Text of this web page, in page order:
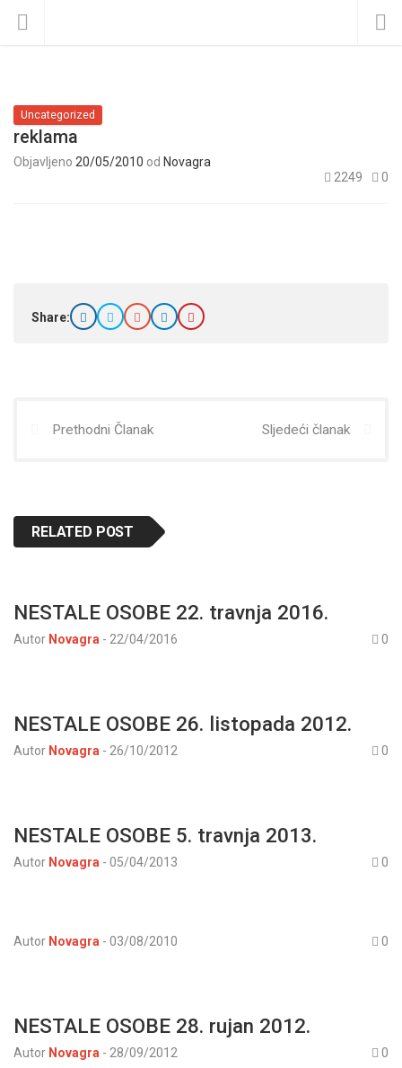
Uncategorized
reklama
Objavljeno 20/05/2010 od Novagra
2249
0
Share:
Prethodni Članak Sljedeći članak
RELATED POST
NESTALE OSOBE 22. travnja 2016.
Autor Novagra - 22/04/2016 0
NESTALE OSOBE 26. listopada 2012.
Autor Novagra - 26/10/2012 0
NESTALE OSOBE 5. travnja 2013.
Autor Novagra - 05/04/2013 0
Autor Novagra - 03/08/2010 0
NESTALE OSOBE 28. rujan 2012.
Autor Novagra - 28/09/2012 0